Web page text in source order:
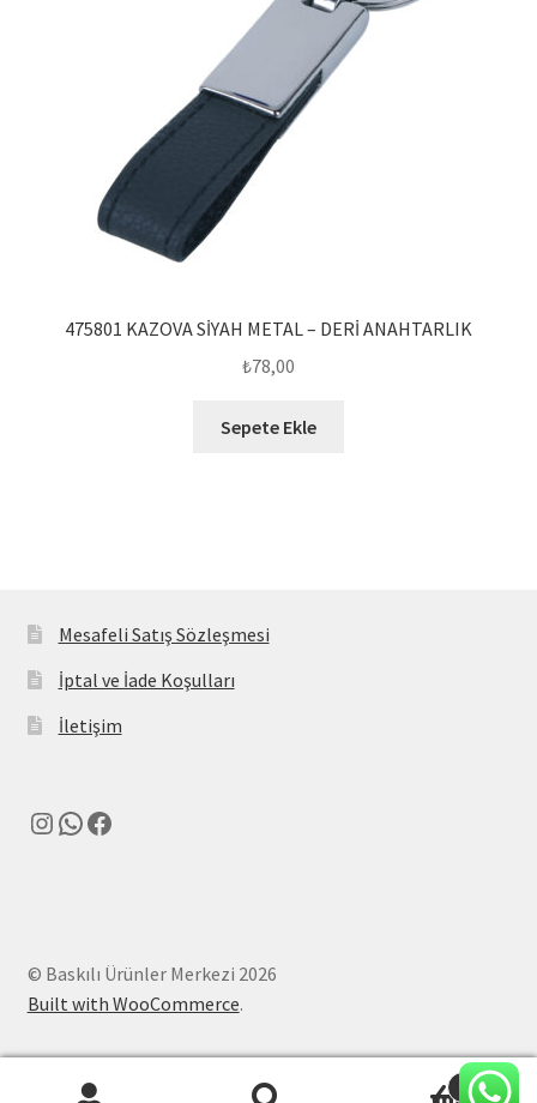
475801 KAZOVA SİYAH METAL – DERİ ANAHTARLIK
₺78,00
Sepete Ekle
Mesafeli Satış Sözleşmesi
İptal ve İade Koşulları
İletişim
Instagram
WhatsApp
Facebook
© Baskılı Ürünler Merkezi 2026
Built with WooCommerce.